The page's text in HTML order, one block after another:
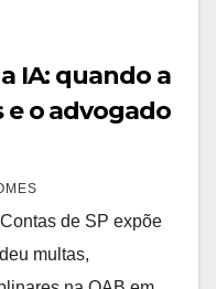
IA: quando a
e o advogado
de SP expõe
multas,